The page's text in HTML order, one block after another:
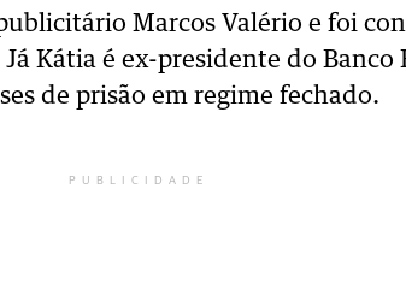
Marcos Valério e foi
Kátia é ex-presidente do Banco
de prisão em regime fechado.
PUBLICIDADE